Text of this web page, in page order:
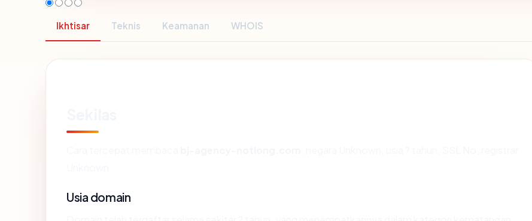
Ikhtisar Teknis Keamanan WHOIS
Usia domain